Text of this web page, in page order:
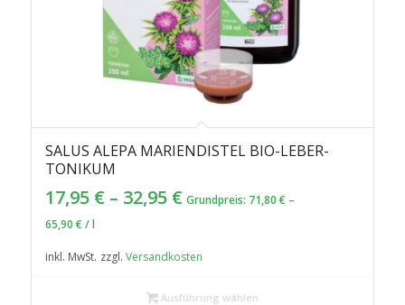
SALUS ALEPA MARIENDISTEL BIO-LEBER-
TONIKUM
17,95 €– 32,95 € Grundpreis: 71,80 € –
65,90 € /l
inkl. MwSt. zzgl. Versandkosten
Ausführung wählen